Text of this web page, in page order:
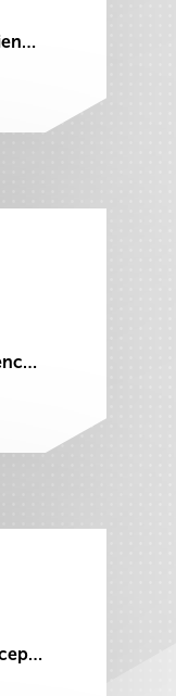
ulrika.ebenhard@dalarnasciencepark.se
brita.klingberg@dalarnasciencepark.se
johan.sellner@dalarnasciencepark.se